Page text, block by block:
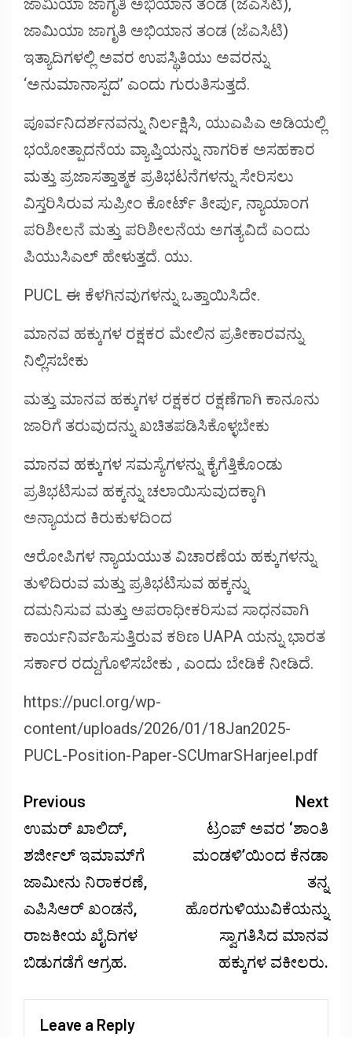
ಜಾಮಿಯಾ ಜಾಗೃತಿ ಅಭಿಯಾನ ತಂಡ (ಜೆಎಸಿಟಿ),
ಜಾಮಿಯಾ ಜಾಗೃತಿ ಅಭಿಯಾನ ತಂಡ (ಜೆಎಸಿಟಿ)
ಇತ್ಯಾದಿಗಳಲ್ಲಿ ಅವರ ಉಪಸ್ಥಿತಿಯು ಅವರನ್ನು
‘ಅನುಮಾನಾಸ್ಪದ’ ಎಂದು ಗುರುತಿಸುತ್ತದೆ.
ಪೂರ್ವನಿದರ್ಶನವನ್ನು ನಿರ್ಲಕ್ಷಿಸಿ, ಯುಎಪಿಎ ಅಡಿಯಲ್ಲಿ
ಭಯೋತ್ಪಾದನೆಯ ವ್ಯಾಪ್ತಿಯನ್ನು ನಾಗರಿಕ ಅಸಹಕಾರ
ಮತ್ತು ಪ್ರಜಾಸತ್ತಾತ್ಮಕ ಪ್ರತಿಭಟನೆಗಳನ್ನು ಸೇರಿಸಲು
ವಿಸ್ತರಿಸಿರುವ ಸುಪ್ರೀಂ ಕೋರ್ಟ್ ತೀರ್ಪು, ನ್ಯಾಯಾಂಗ
ಪರಿಶೀಲನೆ ಮತ್ತು ಪರಿಶೀಲನೆಯ ಅಗತ್ಯವಿದೆ ಎಂದು
ಪಿಯುಸಿಎಲ್ ಹೇಳುತ್ತದೆ. ಯು.
PUCL ಈ ಕೆಳಗಿನವುಗಳನ್ನು ಒತ್ತಾಯಿಸಿದೇ.
ಮಾನವ ಹಕ್ಕುಗಳ ರಕ್ಷಕರ ಮೇಲಿನ ಪ್ರತೀಕಾರವನ್ನು
ನಿಲ್ಲಿಸಬೇಕು
ಮತ್ತು ಮಾನವ ಹಕ್ಕುಗಳ ರಕ್ಷಕರ ರಕ್ಷಣೆಗಾಗಿ ಕಾನೂನು
ಜಾರಿಗೆ ತರುವುದನ್ನು ಖಚಿತಪಡಿಸಿಕೊಳ್ಳಬೇಕು
ಮಾನವ ಹಕ್ಕುಗಳ ಸಮಸ್ಯೆಗಳನ್ನು ಕೈಗೆತ್ತಿಕೊಂಡು
ಪ್ರತಿಭಟಿಸುವ ಹಕ್ಕನ್ನು ಚಲಾಯಿಸುವುದಕ್ಕಾಗಿ
ಅನ್ಯಾಯದ ಕಿರುಕುಳದಿಂದ
ಆರೋಪಿಗಳ ನ್ಯಾಯಯುತ ವಿಚಾರಣೆಯ ಹಕ್ಕುಗಳನ್ನು
ತುಳಿದಿರುವ ಮತ್ತು ಪ್ರತಿಭಟಿಸುವ ಹಕ್ಕನ್ನು
ದಮನಿಸುವ ಮತ್ತು ಅಪರಾಧೀಕರಿಸುವ ಸಾಧನವಾಗಿ
ಕಾರ್ಯನಿರ್ವಹಿಸುತ್ತಿರುವ ಕಠಿಣ UAPA ಯನ್ನು ಭಾರತ
ಸರ್ಕಾರ ರದ್ದುಗೊಳಿಸಬೇಕು , ಎಂದು ಬೇಡಿಕೆ ನೀಡಿದೆ.
https://pucl.org/wp-
content/uploads/2026/01/18Jan2025-
PUCL-Position-Paper-SCUmarSHarjeel.pdf
Previous
ಉಮರ್ ಖಾಲಿದ್,
ಶರ್ಜೀಲ್ ಇಮಾಮ್‌ಗೆ
ಜಾಮೀನು ನಿರಾಕರಣೆ,
ಎಪಿಸಿಆರ್ ಖಂಡನೆ,
ರಾಜಕೀಯ ಖೈದಿಗಳ
ಬಿಡುಗಡೆಗೆ ಆಗ್ರಹ.
Next
ಟ್ರಂಪ್ ಅವರ ‘ಶಾಂತಿ
ಮಂಡಳಿ’ಯಿಂದ ಕೆನಡಾ
ತನ್ನ
ಹೊರಗುಳಿಯುವಿಕೆಯನ್ನು
ಸ್ವಾಗತಿಸಿದ ಮಾನವ
ಹಕ್ಕುಗಳ ವಕೀಲರು.
Leave a Reply